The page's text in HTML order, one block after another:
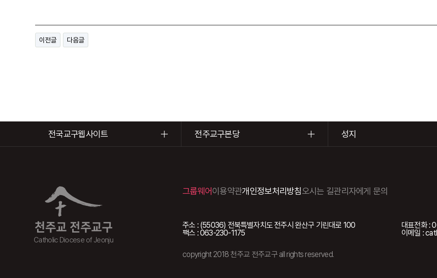
이전글 다음글
전국교구웹사이트 전주교구본당 성지
천주교 전주교구
Catholic Diocese of Jeonju
그룹웨어이용약관개인정보처리방침오시는 길관리자에게 문의
주소 : (55036) 전북특별자치도 전주시 완산구 기린대로 100
대표전화 :
팩스 : 063-230-1175
이메일 :
copyright 2018 천주교 전주교구 all rights reserved.